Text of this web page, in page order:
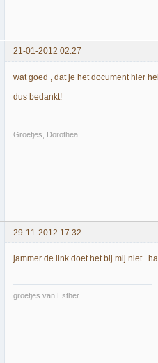
21-01-2012 02:27
wat goed , dat je het document hier
dus bedankt!
Groetjes, Dorothea.
29-11-2012 17:32
jammer de link doet het bij mij niet..
groetjes van Esther